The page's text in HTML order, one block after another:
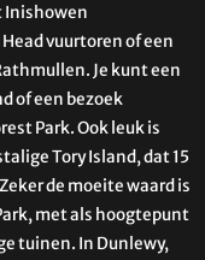
Inishowen
vuurtoren of een
Je kunt een
of een bezoek
Park. Ook leuk is
Tory Island, dat 15
de moeite waard is
met als hoogtepunt
tuinen. In Dunlewy,